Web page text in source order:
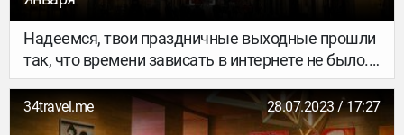
отдых голышом.
Надеемся, твои праздничные выходные прошли
так, что времени зависать в интернете не было.
А чтобы не пропустить ничего важного, собрали
главные тревел-новости за первую неделю
января. Оставайся в теме!
34travel.me 28.07.2023 / 17:27